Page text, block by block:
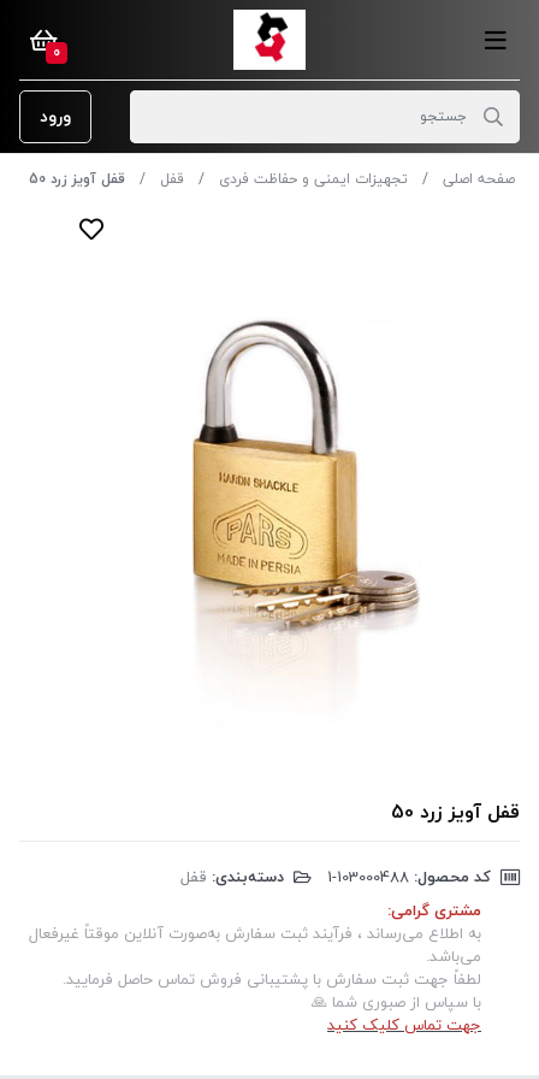
0
ورود
صفحه اصلی تجهیزات ایمنی و حفاظت فردی قفل قفل آویز زرد 50
قفل آویز زرد 50
کد محصول: دسته‌بندی: قفل
مشتری گرامی:
به اطلاع می‌رساند ، فرآیند ثبت سفارش به‌صورت آنلاین موقتاً غیرفعال
می‌باشد.
لطفاً جهت ثبت سفارش با پشتیبانی فروش تماس حاصل فرمایید.
با سپاس از صبوری شما 🙏
جهت تماس کلیک کنید